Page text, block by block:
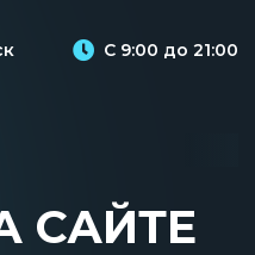
С 9:00 до 21:00
САЙТЕ